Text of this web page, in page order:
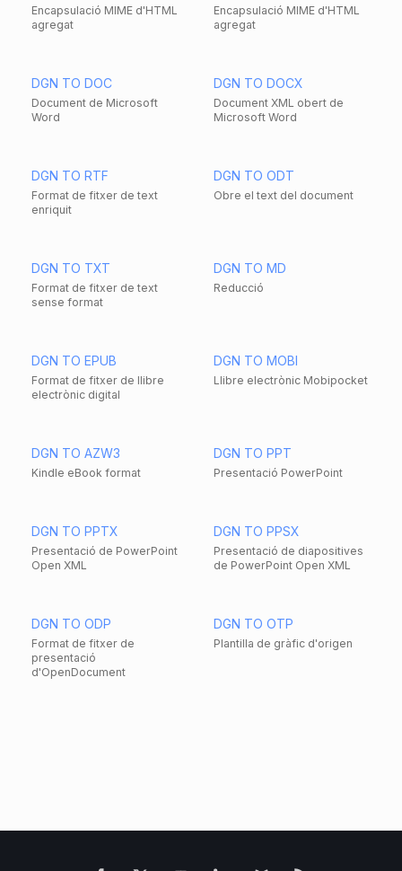
Encapsulació MIME d'HTML
agregat
Encapsulació MIME d'HTML
agregat
DGN TO DOC
Document de Microsoft
Word
DGN TO DOCX
Document XML obert de
Microsoft Word
DGN TO RTF
Format de fitxer de text
enriquit
DGN TO ODT
Obre el text del document
DGN TO TXT
Format de fitxer de text
sense format
DGN TO MD
Reducció
DGN TO EPUB
Format de fitxer de llibre
electrònic digital
DGN TO MOBI
Llibre electrònic Mobipocket
DGN TO AZW3
Kindle eBook format
DGN TO PPT
Presentació PowerPoint
DGN TO PPTX
Presentació de PowerPoint
Open XML
DGN TO PPSX
Presentació de diapositives
de PowerPoint Open XML
DGN TO ODP
Format de fitxer de
presentació
d'OpenDocument
DGN TO OTP
Plantilla de gràfic d'origen